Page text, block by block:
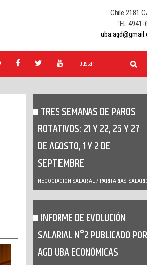
Chile 2181
TEL 4941-
TRES SEMANAS DE PAROS
ROTATIVOS: 21 Y 22, 26 Y 27
DE AGOSTO, 1 Y 2 DE
SEPTIEMBRE
NEGOCIACIÓN SALARIAL / PARITARIAS
INFORME DE EVOLUCIÓN
SALARIAL N°2 PUBLICADO POR
AGD UBA ECONÓMICAS